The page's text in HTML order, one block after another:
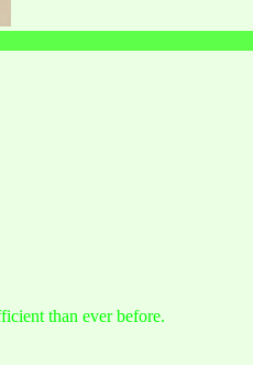
than ever before.